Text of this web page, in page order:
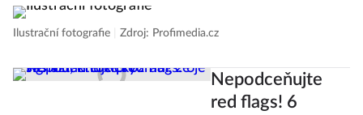
Ilustrační fotografie Zdroj: Profimedia.cz
Nepodceňujte
red flags! 6